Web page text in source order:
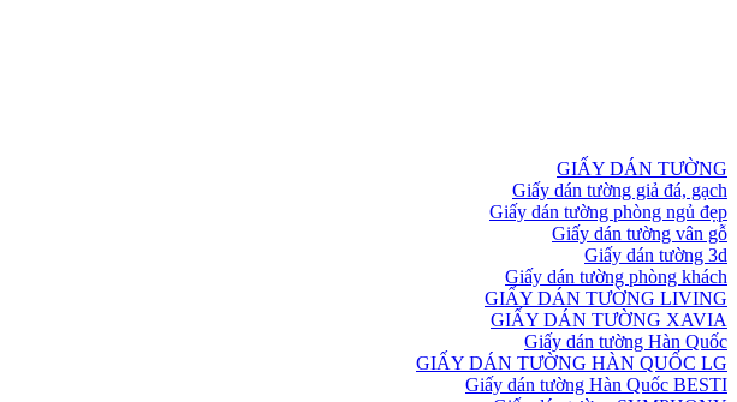
GIẤY DÁN TƯỜNG
Giấy dán tường giả đá, gạch
Giấy dán tường phòng ngủ đẹp
Giấy dán tường vân gỗ
Giấy dán tường 3d
Giấy dán tường phòng khách
GIẤY DÁN TƯỜNG LIVING
GIẤY DÁN TƯỜNG XAVIA
Giấy dán tường Hàn Quốc
GIẤY DÁN TƯỜNG HÀN QUỐC LG
Giấy dán tường Hàn Quốc BESTI